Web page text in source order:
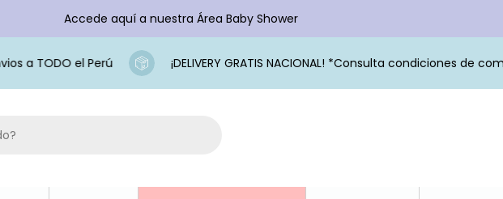
Accede aquí a nuestra Área Baby Shower
a TODO el Perú ¡DELIVERY GRATIS NACIONAL! *Consulta condiciones de